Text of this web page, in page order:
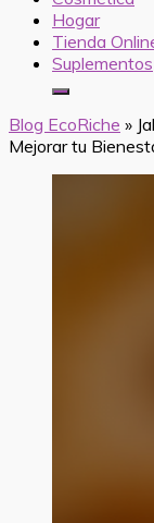
Hogar
Tienda
Suplementos
Blog EcoRiche »
Mejorar tu